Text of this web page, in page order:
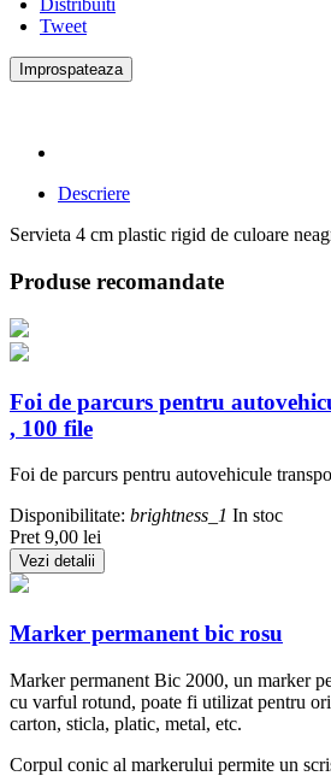
Distribuiti
Tweet
Descriere
Servieta 4 cm plastic rigid de culoare
Produse recomandate
Foi de parcurs pentru
, 100 file
Foi de parcurs pentru autovehicule
Disponibilitate: brightness_1 In stoc
Pret 9,00 lei
Vezi detalii
Marker permanent bic rosu
Marker permanent Bic 2000, un marker
cu varful rotund, poate fi utilizat pentru
carton, sticla, platic, metal, etc.
Corpul conic al markerului permite un